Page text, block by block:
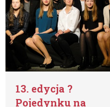
13. edycja ?
Pojedynku na